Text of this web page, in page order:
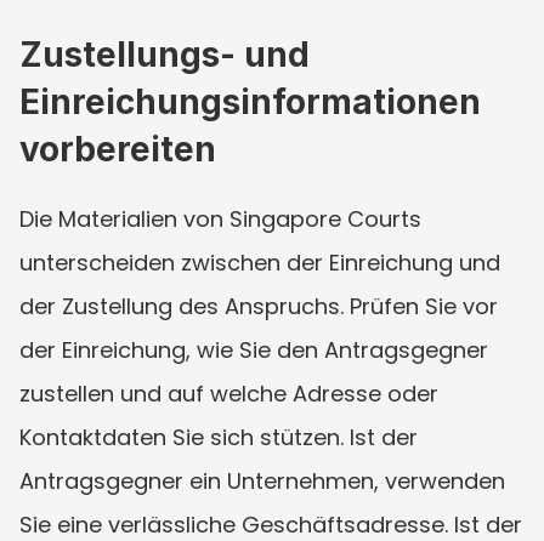
Zustellungs- und
Einreichungsinformationen
vorbereiten
Die Materialien von Singapore Courts
unterscheiden zwischen der Einreichung und
der Zustellung des Anspruchs. Prüfen Sie vor
der Einreichung, wie Sie den Antragsgegner
zustellen und auf welche Adresse oder
Kontaktdaten Sie sich stützen. Ist der
Antragsgegner ein Unternehmen, verwenden
Sie eine verlässliche Geschäftsadresse. Ist der